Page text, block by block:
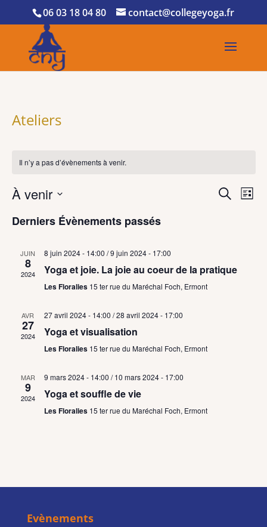
06 03 18 04 80 contact@collegeyoga.fr
Ateliers
Il n’y a pas d’évènements à venir.
Recherche
de
Liste
À venir
une
Derniers Évènements passés
JUIN
8
2024
8 juin 2024 - 14:00 /9 juin 2024 - 17:00
Yoga et joie. La joie au coeur de la pratique
Les Floralies 15 ter rue du Maréchal Foch, Ermont
AVR
27
2024
27 avril 2024 - 14:00 /28 avril 2024 - 17:00
Yoga et visualisation
Les Floralies 15 ter rue du Maréchal Foch, Ermont
MAR
9
2024
9 mars 2024 - 14:00 /10 mars 2024 - 17:00
Yoga et souffle de vie
Les Floralies 15 ter rue du Maréchal Foch, Ermont
Evènements